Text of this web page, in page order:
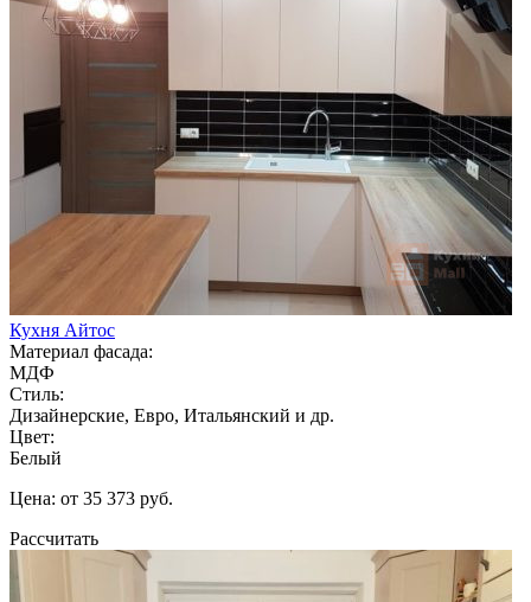
Кухня Айтос
Материал фасада:
МДФ
Стиль:
Дизайнерские, Евро, Итальянский и др.
Цвет:
Белый
Цена: от 35 373 руб.
Рассчитать